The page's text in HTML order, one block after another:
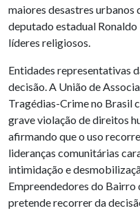
maiores desastres urbanos
deputado estadual
líderes religiosos.
Entidades representativas
decisão. A União de
Tragédias-Crime no Brasil
grave violação de direitos
afirmando que o uso
lideranças comunitárias
intimidação e
Empreendedores do
pretende recorrer da